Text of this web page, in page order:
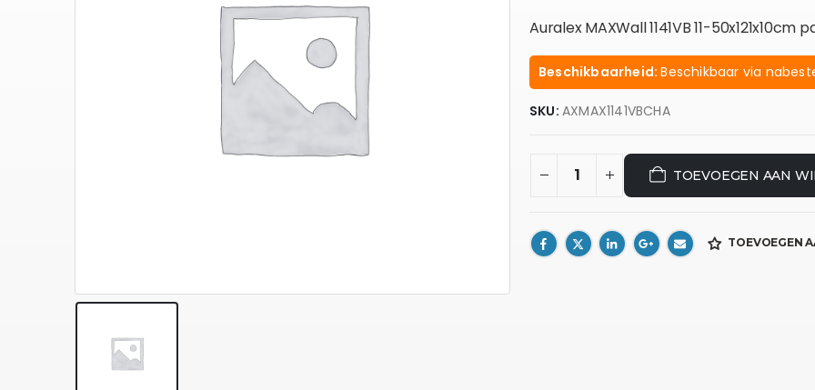
Auralex MAXWall 1141VB 11-50x121x10cm
Beschikbaarheid:Beschikbaar via
SKU: AXMAX1141VBCHA
TOEVOEGEN AAN
TOEVOEGEN